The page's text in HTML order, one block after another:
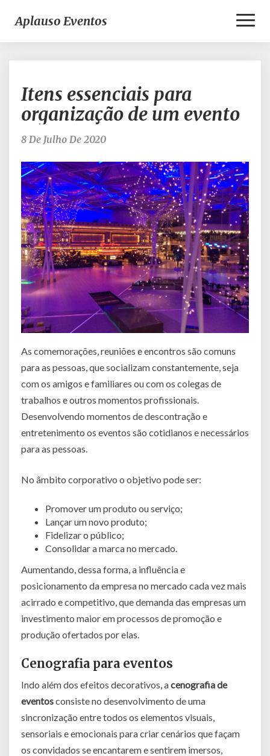
Aplauso Eventos
essenciais
para
organização
Itens essenciais para
organização de um evento
8 De Julho De 2020
As comemorações, reuniões e encontros são comuns
para as pessoas, que socializam constantemente, seja
com os amigos e familiares ou com os colegas de
trabalhos e outros momentos profissionais.
Desenvolvendo momentos de descontração e
entretenimento os eventos são cotidianos e necessários
para as pessoas.
No âmbito corporativo o objetivo pode ser:
Promover um produto ou serviço;
Lançar um novo produto;
Fidelizar o público;
Consolidar a marca no mercado.
Aumentando, dessa forma, a influência e
posicionamento da empresa no mercado cada vez mais
acirrado e competitivo, que demanda das empresas um
investimento maior em processos de promoção e
produção ofertados por elas.
Cenografia para eventos
Indo além dos efeitos decorativos, acenografia de
eventosconsiste no desenvolvimento de uma
sincronização entre todos os elementos visuais,
sensoriais e emocionais para criar cenários que façam
os convidados se encantarem e sentirem imersos,